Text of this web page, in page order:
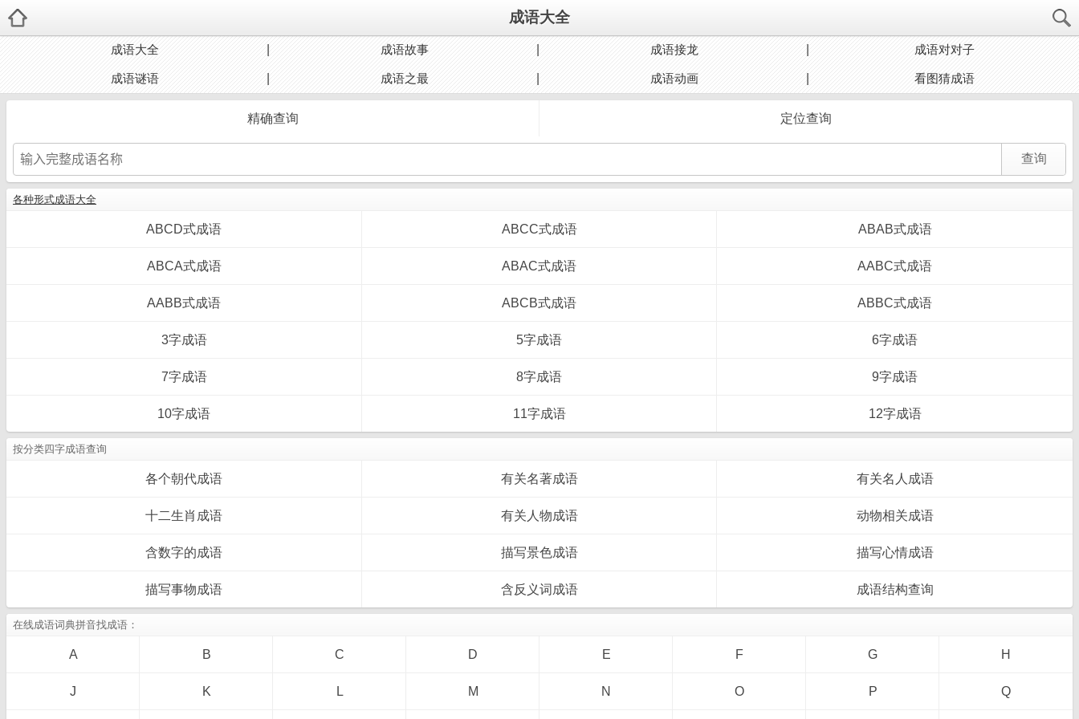
成语大全
成语大全 成语故事 成语接龙 成语对对子
成语谜语 成语之最 成语动画 看图猜成语
精确查询 定位查询
各种形式成语大全
ABCD式成语 ABCC式成语 ABAB式成语
ABCA式成语 ABAC式成语 AABC式成语
AABB式成语 ABCB式成语 ABBC式成语
3字成语 5字成语 6字成语
7字成语 8字成语 9字成语
10字成语 11字成语 12字成语
按分类四字成语查询
各个朝代成语 有关名著成语 有关名人成语
十二生肖成语 有关人物成语 动物相关成语
含数字的成语 描写景色成语 描写心情成语
描写事物成语 含反义词成语 成语结构查询
在线成语词典拼音找成语：
A B C D E F G H
J K L M N O P Q